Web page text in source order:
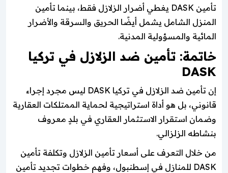
تأمين DASK يغطي أضرار الزلازل فقط، بينما تأمين
المنزل الشامل يشمل أيضًا الحريق والسرقة والأضرار
المائية والمسؤولية المدنية.
خاتمة: تأمين ضد الزلازل في تركيا
DASK
إن تأمين ضد الزلازل في تركيا DASK ليس مجرد إجراء
قانوني، بل هو أداة استراتيجية لحماية الممتلكات العقارية
وضمان استقرار الاستثمار العقاري في بلدٍ معروف
بنشاطه الزلزالي.
من خلال التعرف على أسعار تأمين الزلازل وتكلفة تأمين
DASK للمنازل في إسطنبول، وفهم خطوات تجديد تأمين